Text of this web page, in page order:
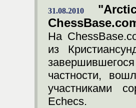
31.08.2010
На
из
частности,
участниками
Echecs.